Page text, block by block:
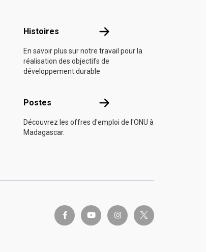
Histoires Histoires
En savoir plus sur notre travail pour la
réalisation des objectifs de
développement durable
Postes Postes
Découvrez les offres d'emploi de l'ONU à
Madagascar.
facebook-fyoutube instagramtwitter-x